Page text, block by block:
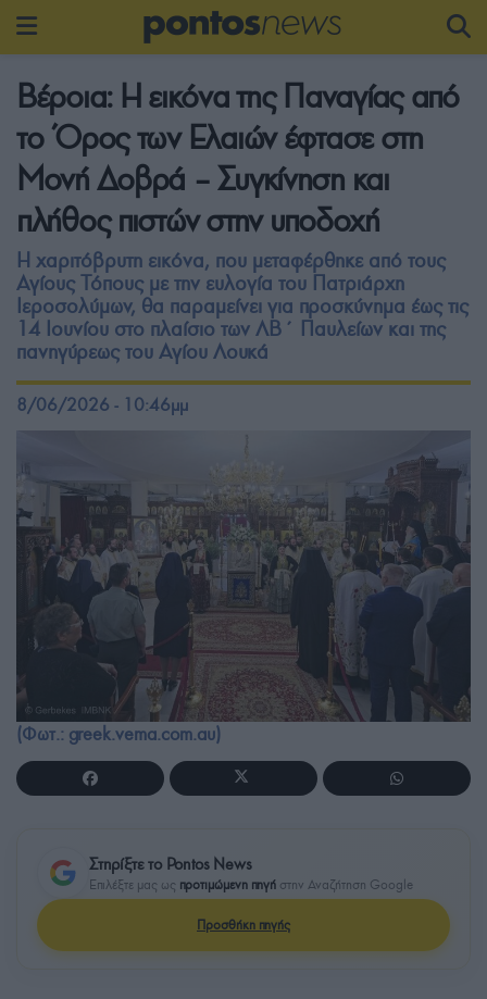
Βέροια: Η εικόνα της Παναγίας από
το Όρος των Ελαιών έφτασε στη
Μονή Δοβρά – Συγκίνηση και
πλήθος πιστών στην υποδοχή
Η χαριτόβρυτη εικόνα, που μεταφέρθηκε από τους
Αγίους Τόπους με την ευλογία του Πατριάρχη
Ιεροσολύμων, θα παραμείνει για προσκύνημα έως τις
14 Ιουνίου στο πλαίσιο των ΛΒ΄ Παυλείων και της
πανηγύρεως του Αγίου Λουκά
8/06/2026 - 10:46μμ
(Φωτ.: greek.vema.com.au)
Στηρίξτε το Pontos News
Επιλέξτε μας ως προτιμώμενη πηγή στην Αναζήτηση Google
Προσθήκη πηγής